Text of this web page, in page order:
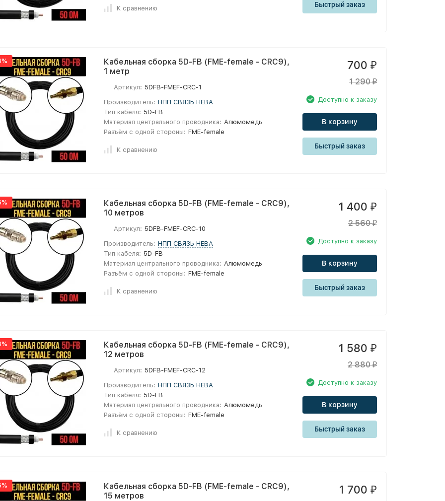
К сравнению Быстрый заказ
Кабельная сборка 5D-FB (FME-female - CRC9),
1 метр
Артикул: 5DFB-FMEF-CRC-1
Производитель: НПП СВЯЗЬ НЕВА
Тип кабеля: 5D-FB
Материал центрального проводника: Алюмомедь
Разъём с одной стороны: FME-female
К сравнению
700 ₽
1 290₽
Доступно к заказу
В корзину
Быстрый заказ
Кабельная сборка 5D-FB (FME-female - CRC9),
10 метров
Артикул: 5DFB-FMEF-CRC-10
Производитель: НПП СВЯЗЬ НЕВА
Тип кабеля: 5D-FB
Материал центрального проводника: Алюмомедь
Разъём с одной стороны: FME-female
К сравнению
1 400 ₽
2 560₽
Доступно к заказу
В корзину
Быстрый заказ
Кабельная сборка 5D-FB (FME-female - CRC9),
12 метров
Артикул: 5DFB-FMEF-CRC-12
Производитель: НПП СВЯЗЬ НЕВА
Тип кабеля: 5D-FB
Материал центрального проводника: Алюмомедь
Разъём с одной стороны: FME-female
К сравнению
1 580 ₽
2 880₽
Доступно к заказу
В корзину
Быстрый заказ
Кабельная сборка 5D-FB (FME-female - CRC9),
15 метров
1 700 ₽